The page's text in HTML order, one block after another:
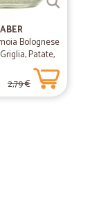
Bolognese
Patate,
200 gr.
2,79 €